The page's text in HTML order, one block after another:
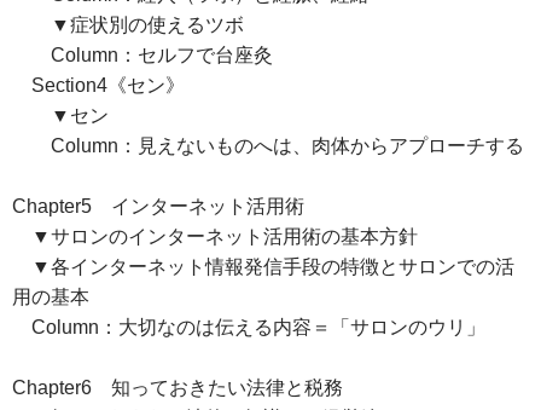
▼症状別の使えるツボ
Column：セルフで台座灸
Section4《セン》
▼セン
Column：見えないものへは、肉体からアプローチする
Chapter5 インターネット活用術
▼サロンのインターネット活用術の基本方針
▼各インターネット情報発信手段の特徴とサロンでの活
用の基本
Column：大切なのは伝える内容＝「サロンのウリ」
Chapter6 知っておきたい法律と税務